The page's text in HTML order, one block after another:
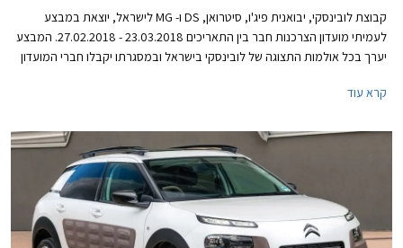
קבוצת לובינסקי, יבואנית פיג'ו, סיטרואן, DS ו- MG לישראל, יוצאת במבצע
לעמיתי מועדון הצרכנות חבר בין התאריכים 23.03.2018 - 27.02.2018. המבצע
יערך בכל אולמות התצוגה של לובינסקי בישראל ובמסגרתו יקבלו חברי המועדון
קרא עוד